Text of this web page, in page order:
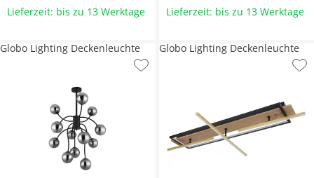
Lieferzeit: bis zu 13 Werktage Lieferzeit: bis zu 13 Werktage
Globo Lighting Deckenleuchte Globo Lighting Deckenleuchte